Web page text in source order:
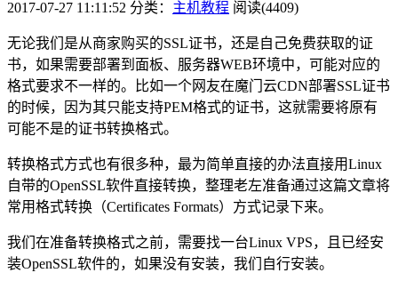
2017-07-27 11:11:52 分类： 主机教程 阅读(4409)
无论我们是从商家购买的SSL证书，还是自己免费获取的证
书，如果需要部署到面板、服务器WEB环境中，可能对应的
格式要求不一样的。比如一个网友在魔门云CDN部署SSL证书
的时候，因为其只能支持PEM格式的证书，这就需要将原有
可能不是的证书转换格式。
转换格式方式也有很多种，最为简单直接的办法直接用Linux
自带的OpenSSL软件直接转换，整理老左准备通过这篇文章将
常用格式转换（Certificates Formats）方式记录下来。
我们在准备转换格式之前，需要找一台Linux VPS，且已经安
装OpenSSL软件的，如果没有安装，我们自行安装。